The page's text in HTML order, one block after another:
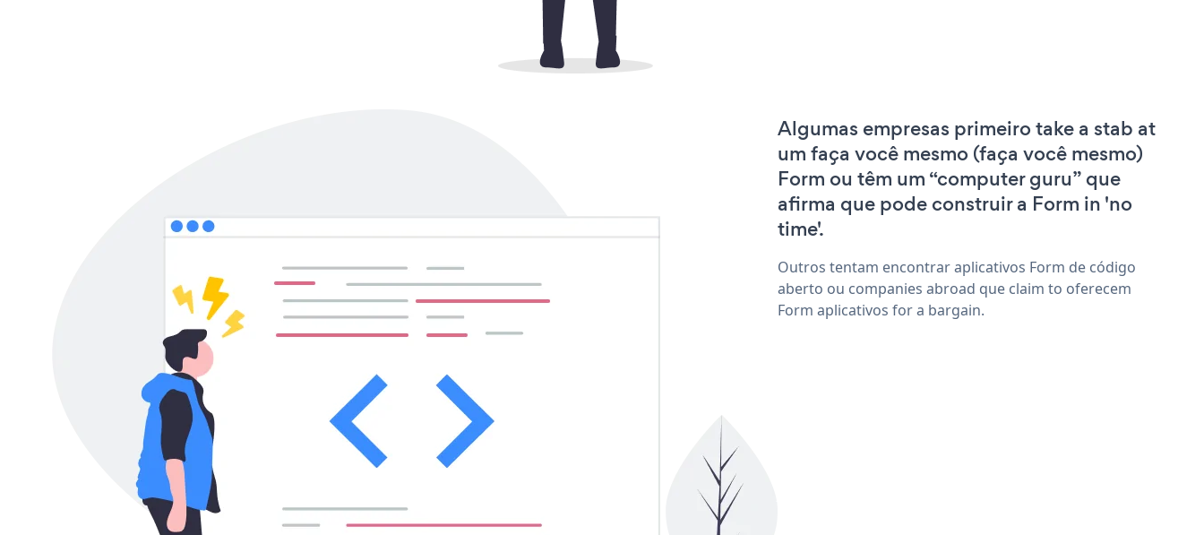
Algumas empresas primeiro take a stab at
um faça você mesmo (faça você mesmo)
Form ou têm um “computer guru” que
afirma que pode construir a Form in 'no
time'.
Outros tentam encontrar aplicativos Form de código
aberto ou companies abroad que claim to oferecem
Form aplicativos for a bargain.